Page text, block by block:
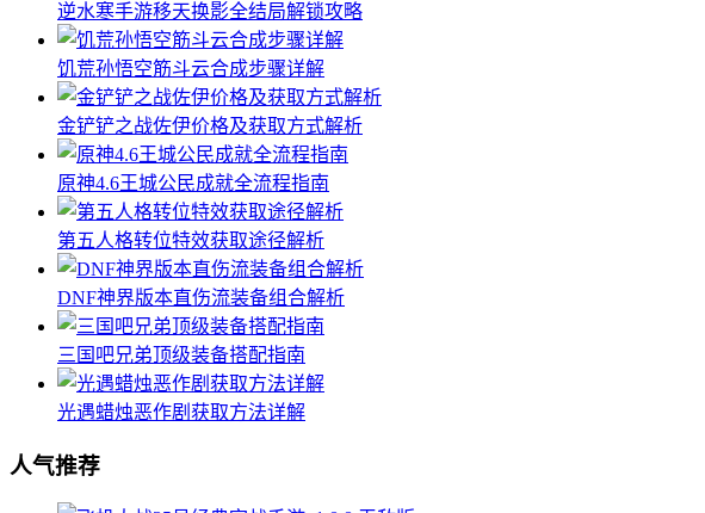
逆水寒手游移天换影全结局解锁攻略
饥荒孙悟空筋斗云合成步骤详解
金铲铲之战佐伊价格及获取方式解析
原神4.6王城公民成就全流程指南
第五人格转位特效获取途径解析
DNF神界版本直伤流装备组合解析
三国吧兄弟顶级装备搭配指南
光遇蜡烛恶作剧获取方法详解
人气推荐